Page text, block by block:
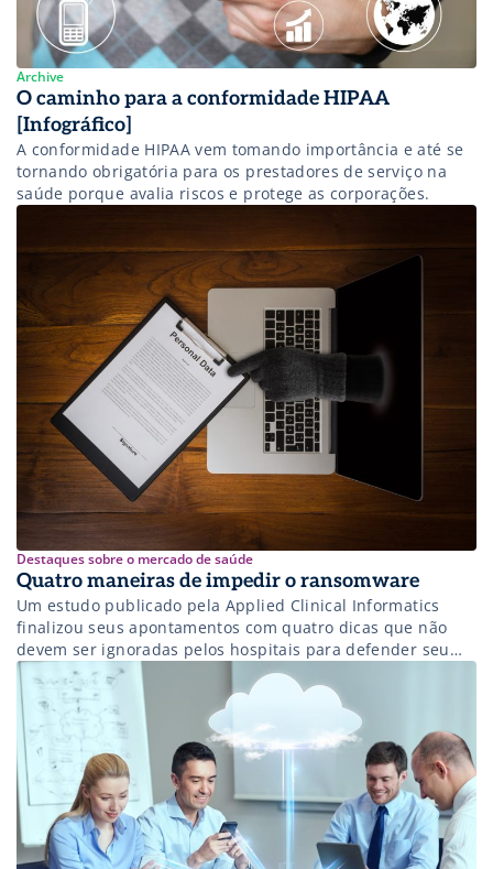
Archive
O caminho para a conformidade HIPAA
[Infográfico]
A conformidade HIPAA vem tomando importância e até se
tornando obrigatória para os prestadores de serviço na
saúde porque avalia riscos e protege as corporações.
Destaques sobre o mercado de saúde
Quatro maneiras de impedir o ransomware
Um estudo publicado pela Applied Clinical Informatics
finalizou seus apontamentos com quatro dicas que não
devem ser ignoradas pelos hospitais para defender seu
sistema de prontuário eletrônico de sequestros